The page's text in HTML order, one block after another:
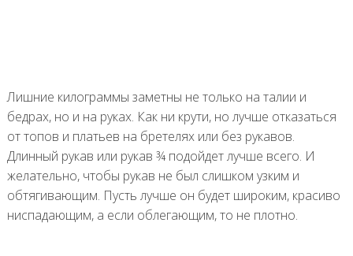
Лишние килограммы заметны не только на талии и
бедрах, но и на руках. Как ни крути, но лучше отказаться
от топов и платьев на бретелях или без рукавов.
Длинный рукав или рукав ¾ подойдет лучше всего. И
желательно, чтобы рукав не был слишком узким и
обтягивающим. Пусть лучше он будет широким, красиво
ниспадающим, а если облегающим, то не плотно.